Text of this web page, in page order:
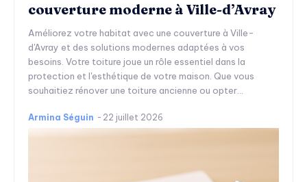
couverture moderne à Ville-d’Avray
Améliorez votre habitat avec une couverture à Ville-
d'Avray et des solutions modernes adaptées à vos
besoins. Votre toiture joue un rôle essentiel dans la
protection et l'esthétique de votre maison. Que vous
souhaitiez rénover une toiture ancienne ou opter...
Armina Séguin - 22 juillet 2026